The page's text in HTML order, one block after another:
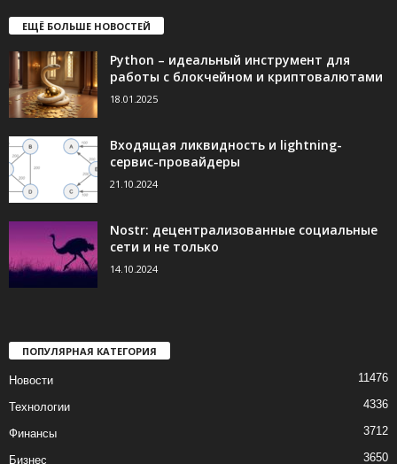
ЕЩЁ БОЛЬШЕ НОВОСТЕЙ
Python – идеальный инструмент для
работы с блокчейном и криптовалютами
18.01.2025
Входящая ликвидность и lightning-
сервис-провайдеры
21.10.2024
Nostr: децентрализованные социальные
сети и не только
14.10.2024
ПОПУЛЯРНАЯ КАТЕГОРИЯ
Новости 11476
Технологии 4336
Финансы 3712
Бизнес 3650